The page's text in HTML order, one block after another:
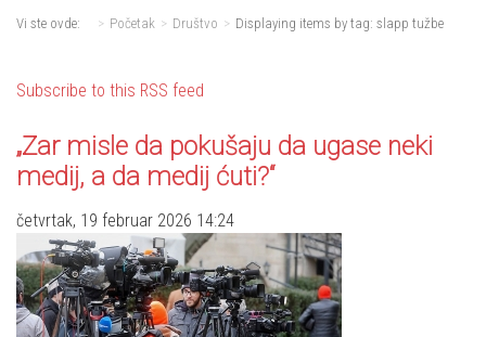
Vi ste ovde: Početak Društvo Displaying items by tag: slapp tužbe
Subscribe to this RSS feed
„Zar misle da pokušaju da ugase neki
medij, a da medij ćuti?“
četvrtak, 19 februar 2026 14:24